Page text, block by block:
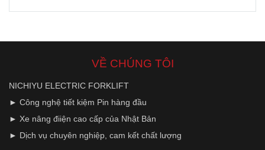
VỀ CHÚNG TÔI
NICHIYU ELECTRIC FORKLIFT
► Công nghệ tiết kiệm Pin hàng đầu
► Xe nâng điiện cao cấp của Nhật Bản
► Dịch vụ chuyên nghiệp, cam kết chất lượng